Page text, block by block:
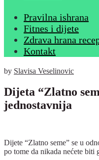
Pravilna ishrana
Fitnes i dijete
Zdrava hrana
Kontakt
by Slavisa Veselinovic
Dijeta “Zlatno
jednostavnija
Dijete “Zlatno seme” se u
po tome da nikada nećete biti